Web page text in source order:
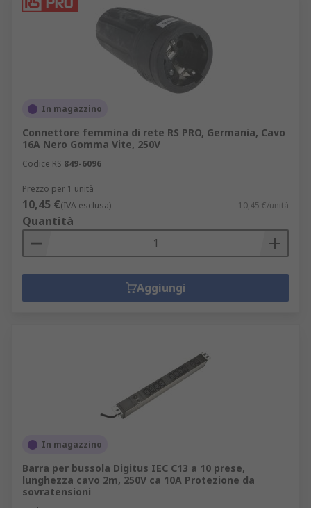
In magazzino
Connettore femmina di rete RS PRO, Germania, Cavo
16A Nero Gomma Vite, 250V
Codice RS 849-6096
Prezzo per 1 unità
10,45 €(IVA esclusa) 10,45 €/unità
Quantità
Aggiungi
In magazzino
Barra per bussola Digitus IEC C13 a 10 prese,
lunghezza cavo 2m, 250V ca 10A Protezione da
sovratensioni